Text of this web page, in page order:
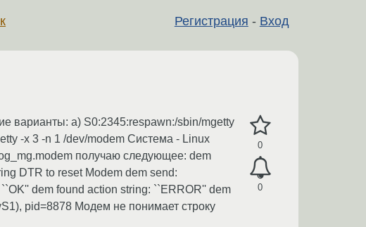
Регистрация - Вход
0
0
варианты: а) S0:2345:respawn:/sbin/mgetty
-x 3 -n 1 /dev/modem Система - Linux
получаю следующее: dem
DTR to reset Modem dem send:
dem found action string: ``ERROR'' dem
pid=8878 Модем не понимает строку